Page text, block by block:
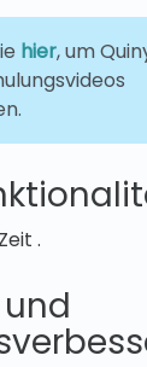
hier, um
.